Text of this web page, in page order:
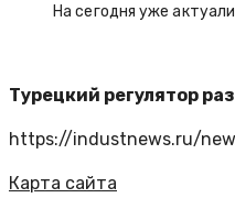
На сегодня уже
Турецкий регулятор
https://industnews.ru/
Карта сайта